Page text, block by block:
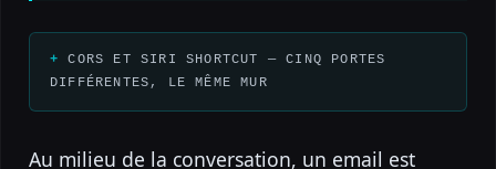
CORS ET SIRI SHORTCUT — CINQ PORTES
DIFFÉRENTES, LE MÊME MUR
Au milieu de la conversation, un email est